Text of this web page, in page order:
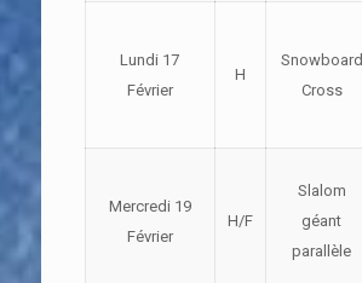
Lundi 17
Février
H
Snowboard
Cross
Mercredi 19
Février
H/F
Slalom
géant
parallèle